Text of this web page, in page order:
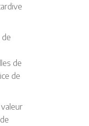
de
de
de